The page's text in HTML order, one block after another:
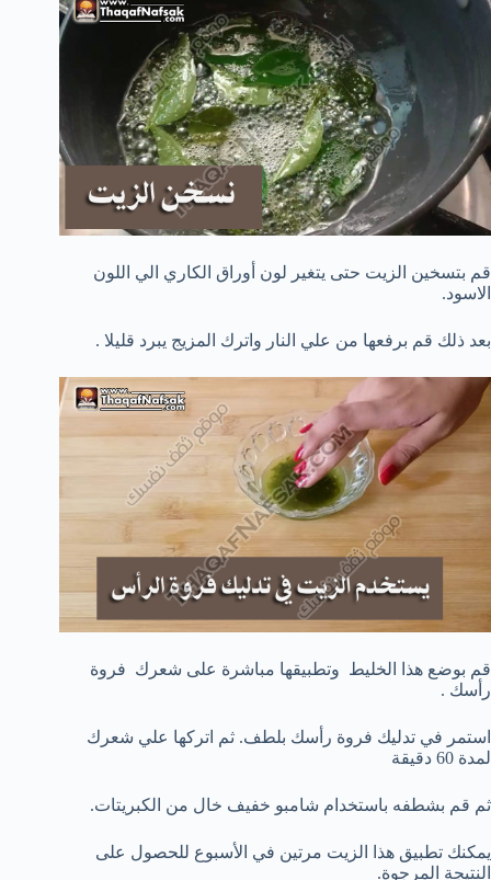
قم بتسخين الزيت حتى يتغير لون أوراق الكاري الي اللون
الاسود.
بعد ذلك قم برفعها من علي النار واترك المزيج يبرد قليلا .
قم بوضع هذا الخليط وتطبيقها مباشرة على شعرك فروة
رأسك .
استمر في تدليك فروة رأسك بلطف. ثم اتركها علي شعرك
لمدة 60 دقيقة
ثم قم بشطفه باستخدام شامبو خفيف خال من الكبريتات.
يمكنك تطبيق هذا الزيت مرتين في الأسبوع للحصول على
النتيجة المرجوة.